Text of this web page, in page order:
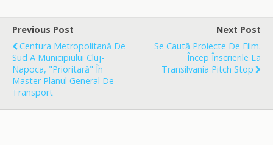
b
o
o
k
l
e
Previous Post
Centura Metropolitană De
Sud A Municipiului Cluj-
Napoca, "prioritară" În
Master Planul General De
Transport
Next Post
Se Caută Proiecte De Film.
Încep Înscrierile La
Transilvania Pitch Stop